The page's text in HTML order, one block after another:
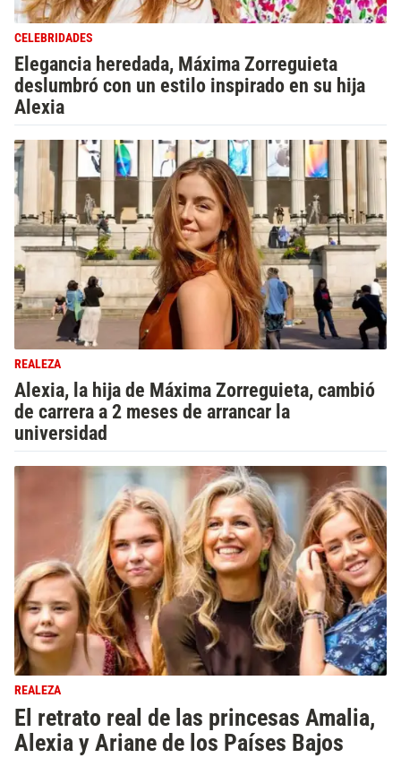
CELEBRIDADES
Elegancia heredada, Máxima Zorreguieta
deslumbró con un estilo inspirado en su hija
Alexia
REALEZA
Alexia, la hija de Máxima Zorreguieta, cambió
de carrera a 2 meses de arrancar la
universidad
REALEZA
El retrato real de las princesas Amalia,
Alexia y Ariane de los Países Bajos